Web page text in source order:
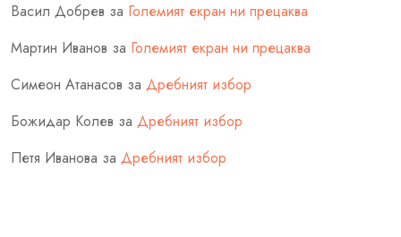
Васил Добрев за Големият екран ни прецаква
Мартин Иванов за Големият екран ни прецаква
Симеон Атанасов за Дребният избор
Божидар Колев за Дребният избор
Петя Иванова за Дребният избор